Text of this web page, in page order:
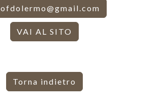
ofdolermo@gmail.com
VAI AL SITO
Torna indietro